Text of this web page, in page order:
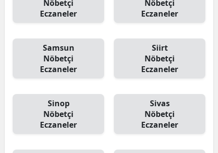
Nöbetçi
Eczaneler
Nöbetçi
Eczaneler
Samsun
Nöbetçi
Eczaneler
Siirt
Nöbetçi
Eczaneler
Sinop
Nöbetçi
Eczaneler
Sivas
Nöbetçi
Eczaneler